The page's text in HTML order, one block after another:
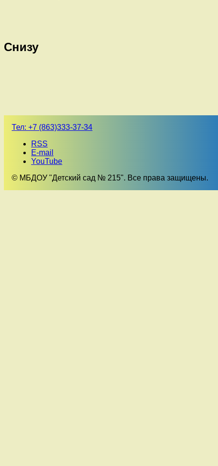
Снизу
Тел: +7 (863)333-37-34
RSS
E-mail
YouTube
© МБДОУ "Детский сад № 215". Все права защищены.